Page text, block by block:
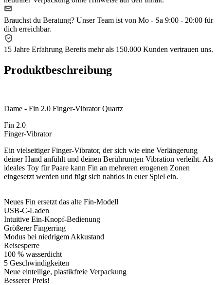
Brauchst du Beratung? Unser Team ist von Mo - Sa 9:00 - 20:00 für
dich erreichbar.
15 Jahre Erfahrung Bereits mehr als 150.000 Kunden vertrauen uns.
Produktbeschreibung
Dame - Fin 2.0 Finger-Vibrator Quartz
Fin 2.0
Finger-Vibrator
Ein vielseitiger Finger-Vibrator, der sich wie eine Verlängerung
deiner Hand anfühlt und deinen Berührungen Vibration verleiht. Als
ideales Toy für Paare kann Fin an mehreren erogenen Zonen
eingesetzt werden und fügt sich nahtlos in euer Spiel ein.
Neues Fin ersetzt das alte Fin-Modell
USB-C-Laden
Intuitive Ein-Knopf-Bedienung
Größerer Fingerring
Modus bei niedrigem Akkustand
Reisesperre
100 % wasserdicht
5 Geschwindigkeiten
Neue einteilige, plastikfreie Verpackung
Besserer Preis!